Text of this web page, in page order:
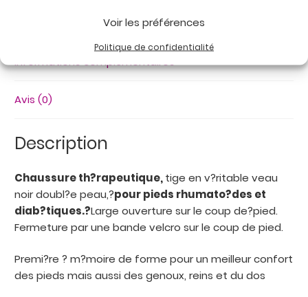
Voir les préférences
Politique de confidentialité
Informations complémentaires
Avis (0)
Description
Chaussure th?rapeutique,tige en v?ritable veau
noir doubl?e peau,?pour pieds rhumato?des et
diab?tiques.?Large ouverture sur le coup de?pied.
Fermeture par une bande velcro sur le coup de pied.
Premi?re ? m?moire de forme pour un meilleur confort
des pieds mais aussi des genoux, reins et du dos